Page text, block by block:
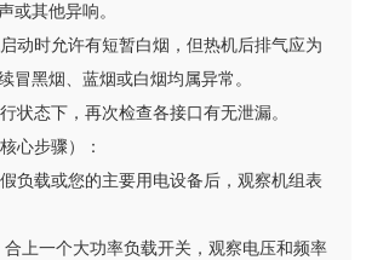
或其他异响。
动时允许有短暂白烟，但热机后排气应为
冒黑烟、蓝烟或白烟均属异常。
状态下，再次检查各接口有无泄漏。
心步骤）：
负载或您的主要用电设备后，观察机组表
上一个大功率负载开关，观察电压和频率